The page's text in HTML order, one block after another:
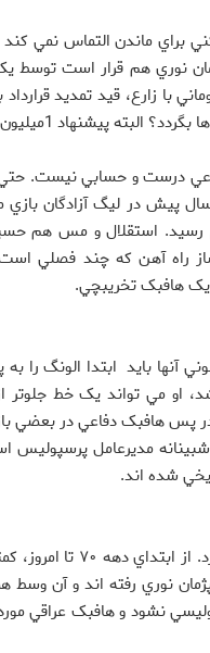
براي ماندن التماس نمي
نوري هم قرار است
تنها به خاطر اختلاف ۱۰۰ ميليون توماني
دلاری الامارات هم بی تاثیر نبود.
درست و حسابي نيست.
پيش در ليگ آزادگان
استقلال و مس هم
راه آهن که چند فصلي
يک هافبک تخريبچي.
آنها بايد ابتدا الونگ را
مي تواند يک خط جلوتر
پس هافبک دفاعي در بعضي
مديرعامل
شده اند.
پرسپوليس سالهاست
نوري رفته اند و آن
نشود و هافبک عراقي